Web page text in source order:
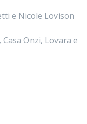
e Nicole Lovison
Onzi, Lovara e